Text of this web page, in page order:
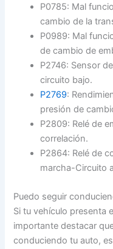
P0785: Mal
cambio de la
P0989: Mal
de cambio de
P2746: Sensor
circuito bajo.
P2769:
presión de
P2809: Relé de
correlación.
P2864: Relé de
marcha-Circuito
Puedo seguir
Si tu vehículo presenta
importante destacar
conduciendo tu auto,